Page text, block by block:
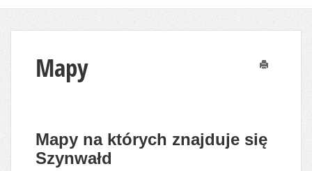
Mapy
Mapy na których znajduje się
Szynwałd